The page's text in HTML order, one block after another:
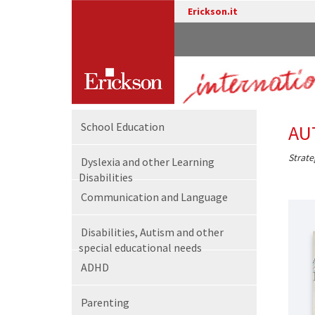
Erickson.it
School Education
Dyslexia and other Learning
Disabilities
Communication and Language
Disabilities, Autism and other
special educational needs
ADHD
Parenting